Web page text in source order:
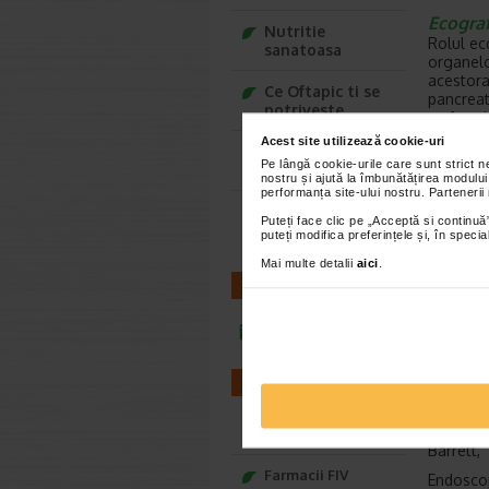
Acest site utilizează cookie-uri
Pe lângă cookie-urile care sunt strict
nostru și ajută la îmbunătățirea
performanța site-ului nostru.
Puteți face clic pe „Acceptă si
puteți modifica preferințele și, în
Mai multe detalii aici
Rolul
se face
In
cu
pentru
Cele
negru
in
Barrett,
Nutritie
sanatoasa
Ce Oftapic ti se
potriveste
Adora – Adorabili
din prima clipa
Baylis&Harding
FARMACII
Farmacii NON-STOP
Farmacii FIV